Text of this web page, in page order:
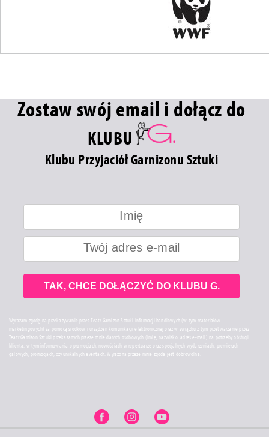
Zostaw swój email i dołącz do
KLUBU
Klubu Przyjaciół Garnizonu Sztuki
TAK, CHCE DOŁĄCZYĆ DO KLUBU G.
Wyrażam zgodę na przekazywanie przez Teatr Garnizon Sztuki informacji handlowych (w tym materiałów
marketingowych) za pomocą środków i urządzeń komunikacji elektronicznej oraz w związku z tym przetwarzanie przez
Teatr Garnizon Sztuki przekazanych przeze mnie danych osobowych (imię, nazwisko, adres e-mail) na potrzeby obsługi
klienta, w tym informowania o promocjach, nowościach w repertuarze oraz specjalnych wydarzeniach: premierach
galowych, promocjach, czy unikalnych eventach. Wyrażona przeze mnie zgoda jest dobrowolna.